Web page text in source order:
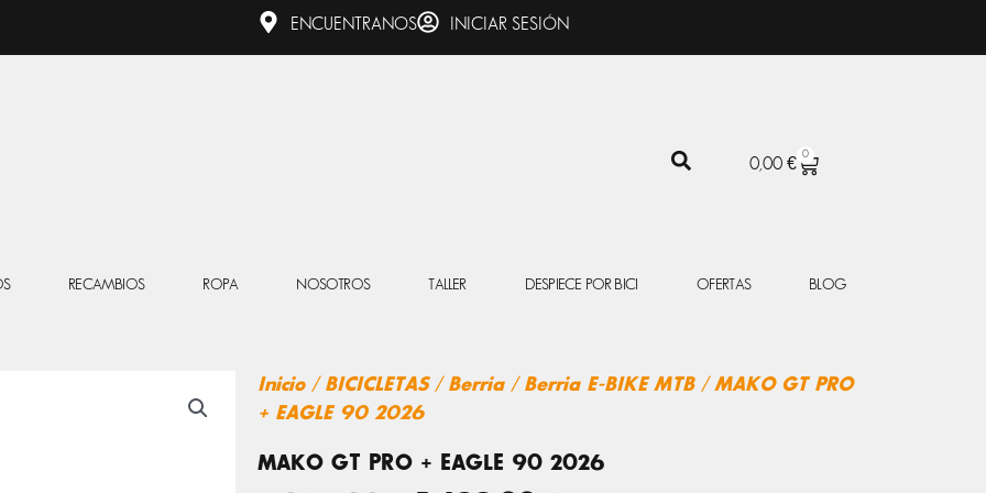
ENCUENTRANOS INICIAR SESIÓN
0,00 €
0
CARRITO
RECAMBIOS ROPA NOSOTROS TALLER DESPIECE POR BICI OFERTAS BLOG
Inicio/ BICICLETAS/ Berria/ Berria E-BIKE MTB/ MAKO GT PRO
+ EAGLE 90 2026
MAKO GT PRO + EAGLE 90 2026